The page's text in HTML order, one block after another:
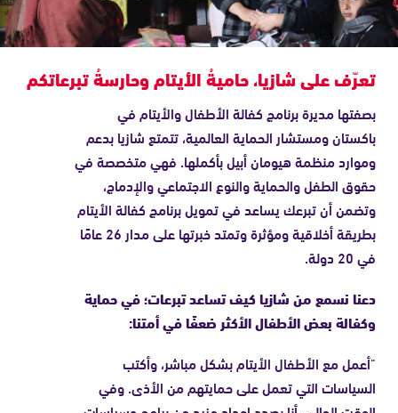
تعرّف على شازيا، حاميةُ الأيتام وحارسةُ تبرعاتكم
بصفتها مديرة برنامج كفالة الأطفال والأيتام في
باكستان ومستشار الحماية العالمية، تتمتع شازيا بدعم
وموارد منظمة هيومان أبيل بأكملها. فهي متخصصة في
حقوق الطفل والحماية والنوع الاجتماعي والإدماج،
وتضمن أن تبرعك يساعد في تمويل برنامج كفالة الأيتام
بطريقة أخلاقية ومؤثرة وتمتد خبرتها على مدار 26 عامًا
في 20 دولة.
دعنا نسمع من شازيا كيف تساعد تبرعات؛ في حماية
وكفالة بعض الأطفال الأكثر ضعفًا في أمتنا:
"أعمل مع الأطفال الأيتام بشكل مباشر، وأكتب
السياسات التي تعمل على حمايتهم من الأذى. وفي